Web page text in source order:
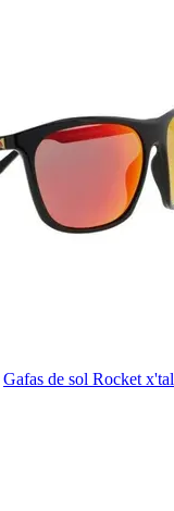
Gafas de sol Rocket x'tal